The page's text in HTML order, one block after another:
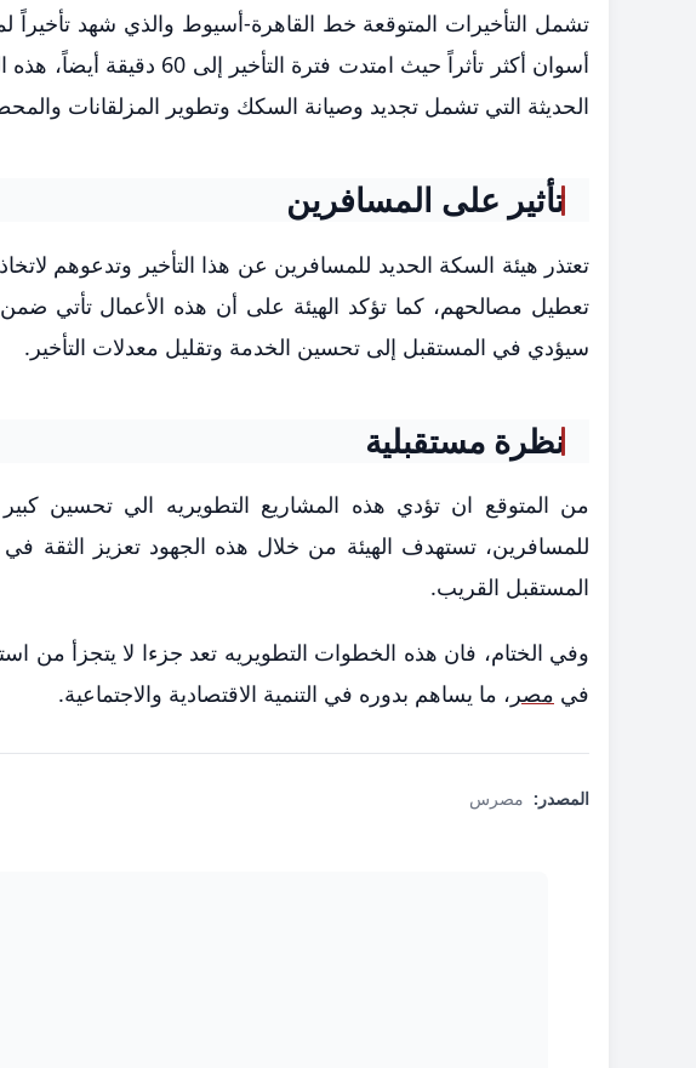
أسوان أكثر تأثراً حيث امتدت
الحديثة التي تشمل تجديد وصيانة السكك وتطوير المزلقانات
تأثير على المسافرين
تعتذر هيئة السكة الحديد للمسافرين عن هذا التأخير وتدعوهم
تعطيل مصالحهم، كما تؤكد الهيئة على أن هذه الأعمال تأتي ضمن
سيؤدي في المستقبل إلى تحسين الخدمة وتقليل معدلات التأخير.
نظرة مستقبلية
من المتوقع ان تؤدي هذه المشاريع التطويريه الي تحسين
للمسافرين، تستهدف الهيئة من خلال هذه الجهود تعزيز الثقة
المستقبل القريب.
وفي الختام، فان هذه الخطوات التطويريه تعد جزءا لا يتجزأ من
في مصر ، ما يساهم بدوره في التنمية الاقتصادية والاجتماعية.
المصدر: مصرس